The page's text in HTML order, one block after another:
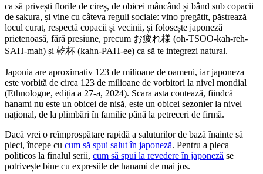
ca să privești florile de cireș, de obicei mâncând și bând sub copacii
de sakura, și vine cu câteva reguli sociale: vino pregătit, păstrează
locul curat, respectă copacii și vecinii, și folosește japoneză
prietenoasă, fără presiune, precum お疲れ様 (oh-TSOO-kah-reh-
SAH-mah) și 乾杯 (kahn-PAH-ee) ca să te integrezi natural.
Japonia are aproximativ 123 de milioane de oameni, iar japoneza
este vorbită de circa 123 de milioane de vorbitori la nivel mondial
(Ethnologue, ediția a 27-a, 2024). Scara asta contează, fiindcă
hanami nu este un obicei de nișă, este un obicei sezonier la nivel
național, de la plimbări în familie până la petreceri de firmă.
Dacă vrei o reîmprospătare rapidă a saluturilor de bază înainte să
pleci, începe cu cum să spui salut în japoneză. Pentru a pleca
politicos la finalul serii, cum să spui la revedere în japoneză se
potrivește bine cu expresiile de hanami de mai jos.